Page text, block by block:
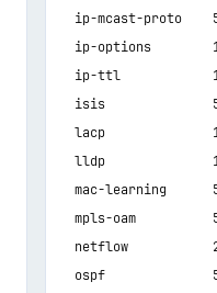
ip-mcast-proto
ip-options
ip-ttl
isis
lacp
lldp
mac-learning
mpls-oam
netflow
ospf